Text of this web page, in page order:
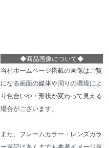
◆商品画像について◆
当社ホームページ搭載の画像はご覧
になる画面の媒体や周りの環境によ
り色合いや・形状が変わって見える
場合がございます。
また、フレームカラー・レンズカラ